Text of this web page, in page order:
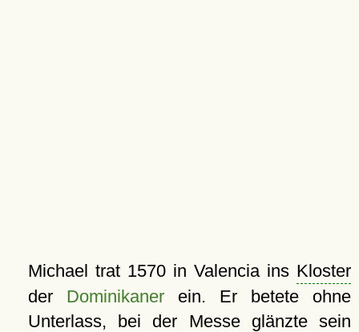
Michael trat 1570 in Valencia ins Kloster
der Dominikanerein. Er betete ohne
Unterlass, bei der Messe glänzte sein